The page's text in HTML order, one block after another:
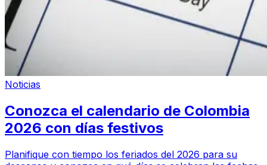
Noticias
Conozca el calendario de Colombia
2026 con días festivos
Planifique con tiempo los feriados del 2026 para su